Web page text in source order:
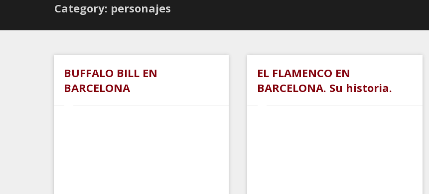
Category: personajes
BUFFALO BILL EN
BARCELONA
EL FLAMENCO EN
BARCELONA. Su historia.